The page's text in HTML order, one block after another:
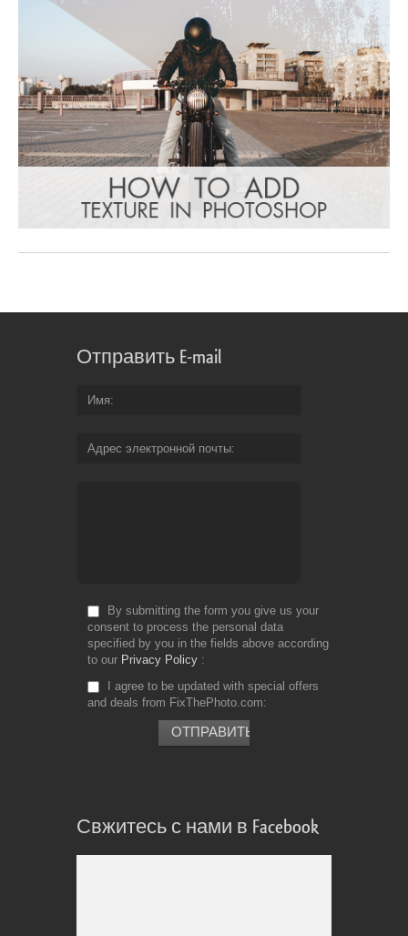
Отправить E-mail
Имя
Адрес электронной почты
By submitting the form you give us your
consent to process the personal data
specified by you in the fields above according
to our Privacy Policy
I agree to be updated with special offers
and deals from FixThePhoto.com
Свжитесь с нами в Facebook